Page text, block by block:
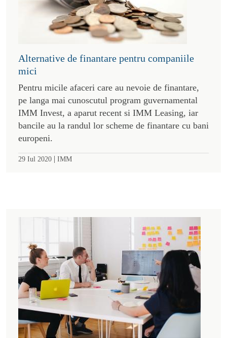
Alternative de finantare pentru companiile
mici
Pentru micile afaceri care au nevoie de finantare,
pe langa mai cunoscutul program guvernamental
IMM Invest, a aparut recent si IMM Leasing, iar
bancile au la randul lor scheme de finantare cu bani
europeni.
29 Iul 2020 | IMM